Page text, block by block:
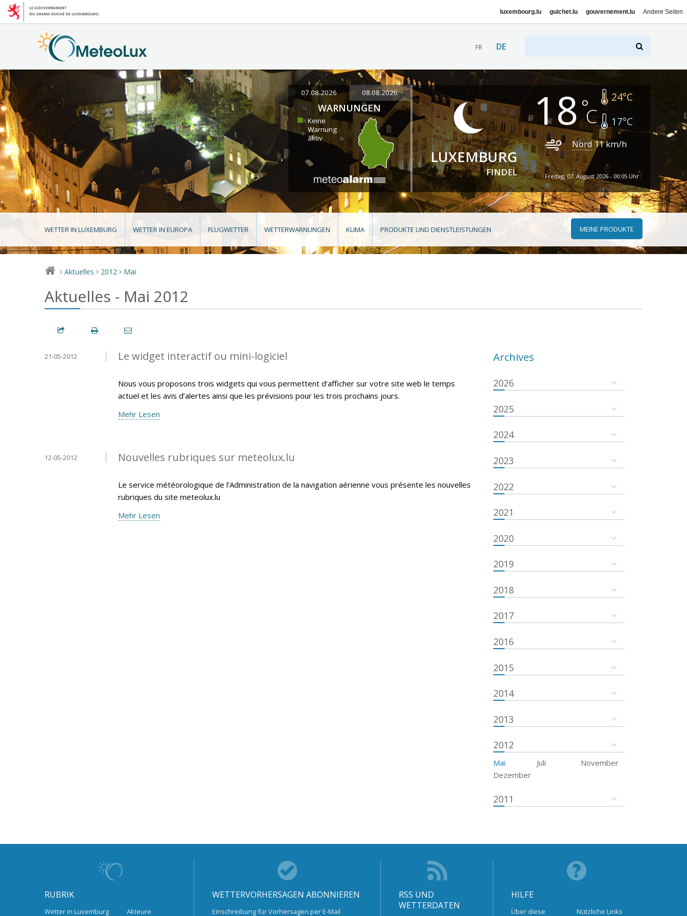
luxembourg.lu guichet.lu gouvernement.lu Andere Seiten
FR DE
07.08.2026 08.08.2026
WARNUNGEN
Keine
Warnung
aktiv
LUXEMBURG
FINDEL
18 24°C
17°C
Nord 11km/h
Freitag, 07. August 2026 - 00:05 Uhr
WETTER IN LUXEMBURG WETTER IN EUROPA FLUGWETTER WETTERWARNUNGEN KLIMA PRODUKTE UND DIENSTLEISTUNGEN MEINE PRODUKTE
> Aktuelles > 2012 > Mai
Aktuelles - Mai 2012
Le widget interactif ou mini-logiciel
21-05-2012
Nous vous proposons trois widgets qui vous permettent d’afficher sur votre site web le temps
actuel et les avis d’alertes ainsi que les prévisions pour les trois prochains jours.
Mehr Lesen
Nouvelles rubriques sur meteolux.lu
12-05-2012
Le service météorologique de l’Administration de la navigation aérienne vous présente les nouvelles
rubriques du site meteolux.lu
Mehr Lesen
Archives
2026
2025
2024
2023
2022
2021
2020
2019
2018
2017
2016
2015
2014
2013
2012
Mai Juli
November
Dezember
2011
RUBRIK
Wetter in Luxemburg Akteure
WETTERVORHERSAGEN ABONNIEREN
Einschreibung für Vorhersagen per E-Mail
RSS UND
WETTERDATEN
HILFE
Über diese Nützliche Links